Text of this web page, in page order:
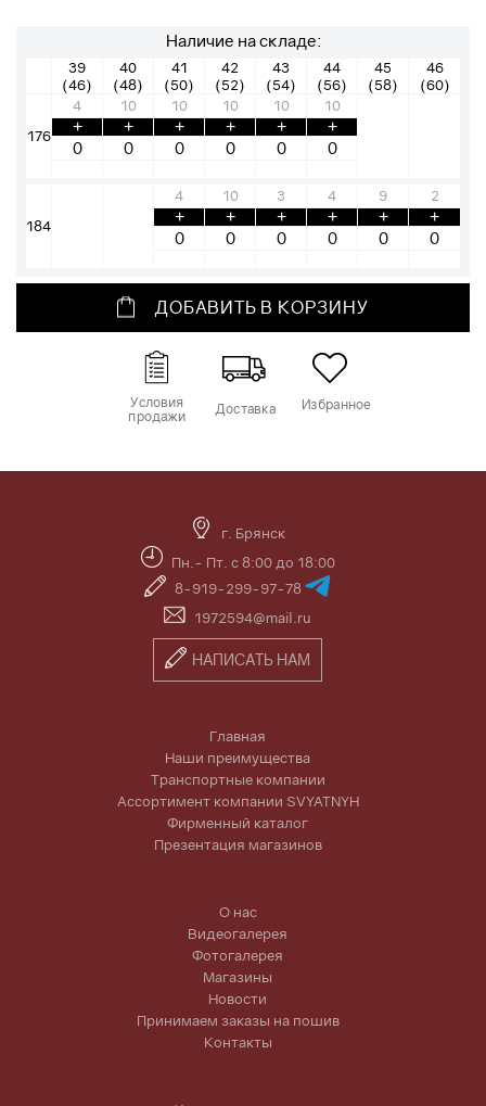
Наличие на складе:
39
(46)
40
(48)
41
(50)
42
(52)
43
(54)
44
(56)
45
(58)
46
(60)
176
4
+
10
+
10
+
10
+
10
+
10
+
184
4
+
10
+
3
+
4
+
9
+
2
+
ДОБАВИТЬ В КОРЗИНУ
Условия
продажи Доставка Избранное
г. Брянск
Пн.- Пт. с 8:00 до 18:00
8-919-299-97-78
1972594@mail.ru
НАПИСАТЬ НАМ
Главная
Наши преимущества
Транспортные компании
Ассортимент компании SVYATNYH
Фирменный каталог
Презентация магазинов
О нас
Видеогалерея
Фотогалерея
Магазины
Новости
Принимаем заказы на пошив
Контакты